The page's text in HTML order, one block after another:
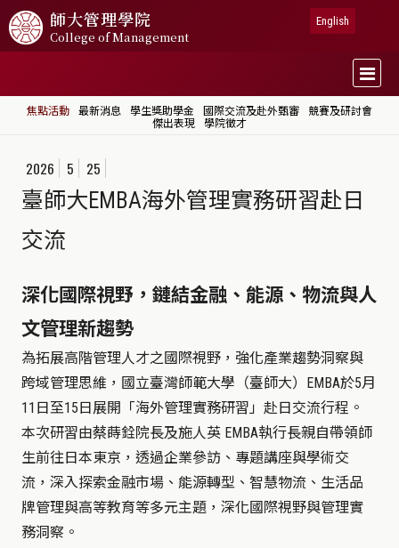
師大管理學院
College of Management
English
焦點活動 最新消息 學生獎助學金 國際交流及赴外甄審
競賽及研討會
傑出表現
學院徵才
2026 5 25
臺師大EMBA海外管理實務研習赴日
交流
深化國際視野，鏈結金融、能源、物流與人
文管理新趨勢
為拓展高階管理人才之國際視野，強化產業趨勢洞察與
跨域管理思維，國立臺灣師範大學（臺師大）
EMBA於5月
11日至15日展開「海外管理實務研習」赴日交流行程。
本次研習由蔡蒔銓院長及施人英 EMBA執行長親自帶領師
生前往日本東京，透過企業參訪、專題講座與學術交
流，深入探索金融市場、能源轉型、智慧物流、生活品
牌管理與高等教育等多元主題，深化國際視野與管理實
務洞察。